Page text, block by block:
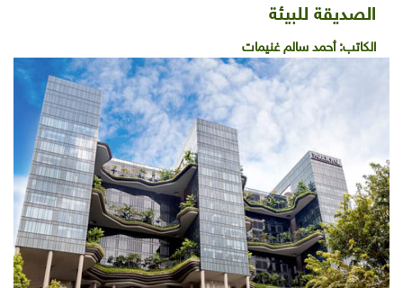
الصديقة للبيئة
الكاتب:أحمد سالم غنيمات